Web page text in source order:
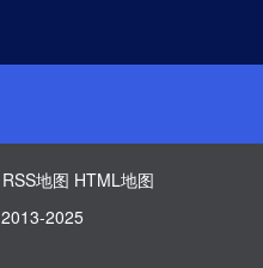
RSS地图 HTML地图
2025